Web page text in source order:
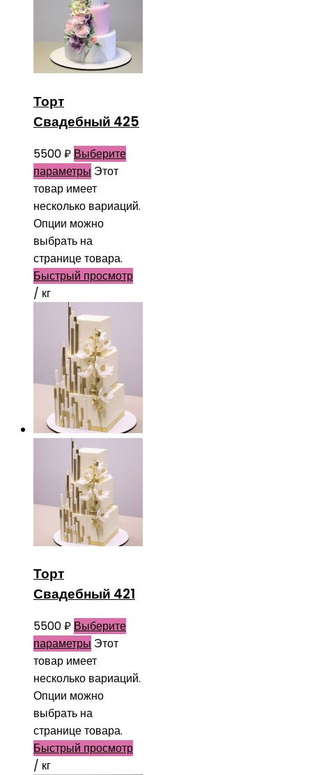
Торт
Свадебный 425
5500₽ Выберите
параметры Этот
товар имеет
несколько вариаций.
Опции можно
выбрать на
странице товара.
Быстрый просмотр
/ кг
Торт
Свадебный 421
5500₽ Выберите
параметры Этот
товар имеет
несколько вариаций.
Опции можно
выбрать на
странице товара.
Быстрый просмотр
/ кг